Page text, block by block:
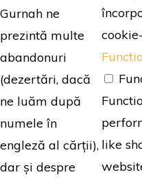
Gurnah ne
prezintă multe
abandonuri
(dezertări, dacă
ne luăm după
numele în
engleză al cărții),
dar și despre
like